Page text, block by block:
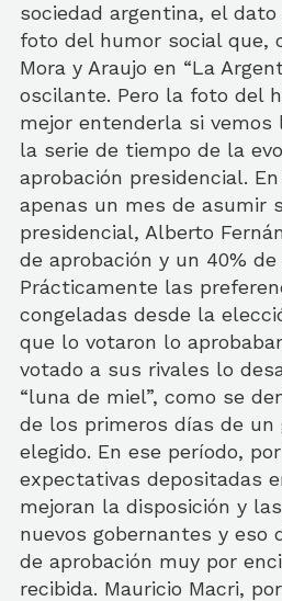
sociedad argentina, el
foto del humor social que,
Mora y Araujo en “La
oscilante. Pero la foto del
mejor entenderla si
la serie de tiempo de la
aprobación presidencial.
apenas un mes de asumir
presidencial, Alberto
de aprobación y un 40% de
Prácticamente las
congeladas desde la
que lo votaron lo
votado a sus rivales lo
“luna de miel”, como se
de los primeros días de un
elegido. En ese período,
expectativas depositadas
mejoran la disposición y
nuevos gobernantes y eso
de aprobación muy por
recibida. Mauricio Macri,